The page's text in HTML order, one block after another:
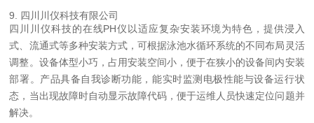
9. 四川川仪科技有限公司
四川川仪科技的在线PH仪以适应复杂安装环境为特色，提供浸入
式、流通式等多种安装方式，可根据泳池水循环系统的不同布局灵活
调整。设备体型小巧，占用安装空间小，便于在狭小的设备间内安装
部署。产品具备自我诊断功能，能实时监测电极性能与设备运行状
态，当出现故障时自动显示故障代码，便于运维人员快速定位问题并
解决。